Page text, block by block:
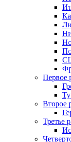
Первое
Второе
Третье